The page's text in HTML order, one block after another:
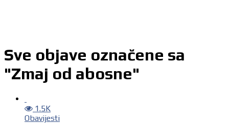
Sve objave označene sa
"Zmaj od abosne"
1.5K
Obavijesti